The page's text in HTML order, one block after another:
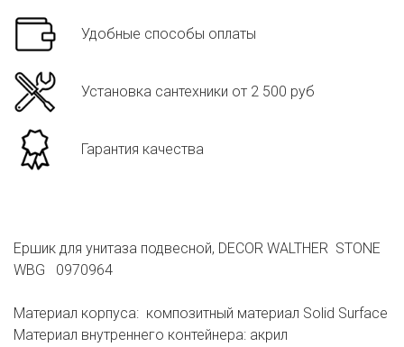
Удобные способы оплаты
Установка сантехники от 2 500 руб
Гарантия качества
Ершик для унитаза подвесной, DECOR WALTHER STONE
WBG 0970964
Материал корпуса: композитный материал Solid Surface
Материал внутреннего контейнера: акрил